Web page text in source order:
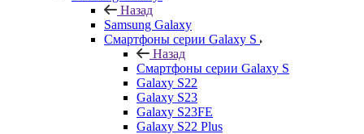
Назад
Samsung Galaxy
Смартфоны серии Galaxy S
Назад
Смартфоны серии Galaxy S
Galaxy S22
Galaxy S23
Galaxy S23FE
Galaxy S22 Plus